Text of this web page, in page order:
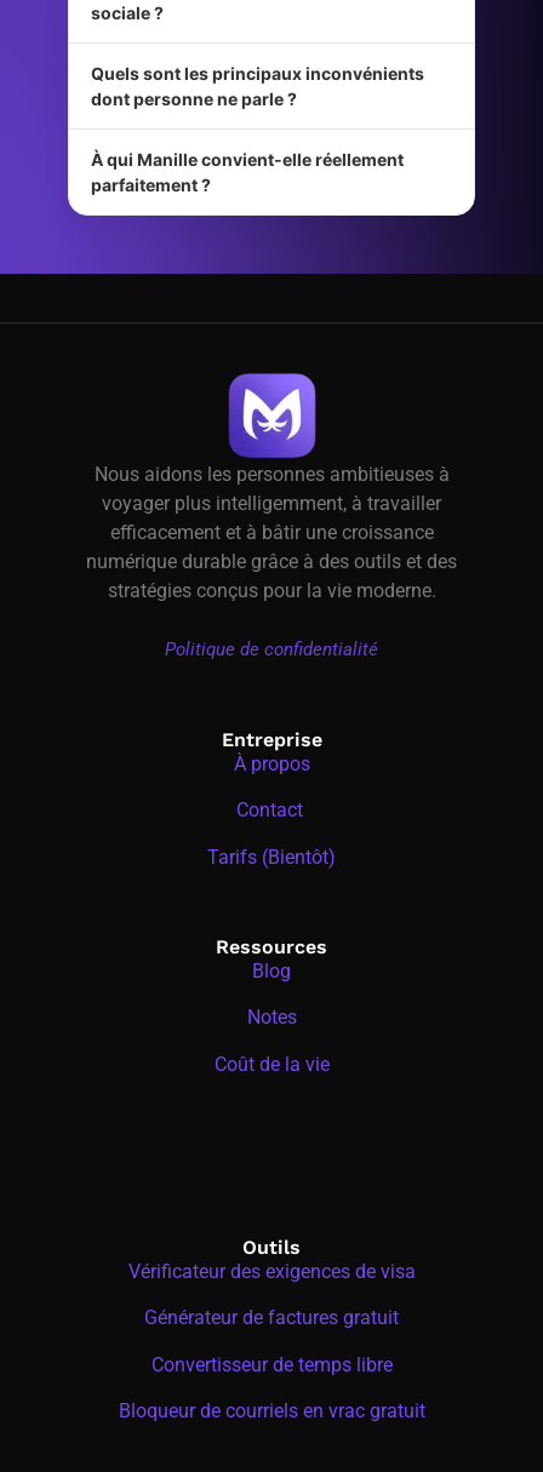
sociale ?
Quels sont les principaux inconvénients
dont personne ne parle ?
À qui Manille convient-elle réellement
parfaitement ?
Nous aidons les personnes ambitieuses à
voyager plus intelligemment, à travailler
efficacement et à bâtir une croissance
numérique durable grâce à des outils et des
stratégies conçus pour la vie moderne.
Politique de confidentialité
Entreprise
À propos
Contact
Tarifs (Bientôt)
Ressources
Blog
Notes
Coût de la vie
Outils
Vérificateur des exigences de visa
Générateur de factures gratuit
Convertisseur de temps libre
Bloqueur de courriels en vrac gratuit